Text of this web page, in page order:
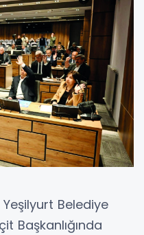
Belediye
Başkanlığında